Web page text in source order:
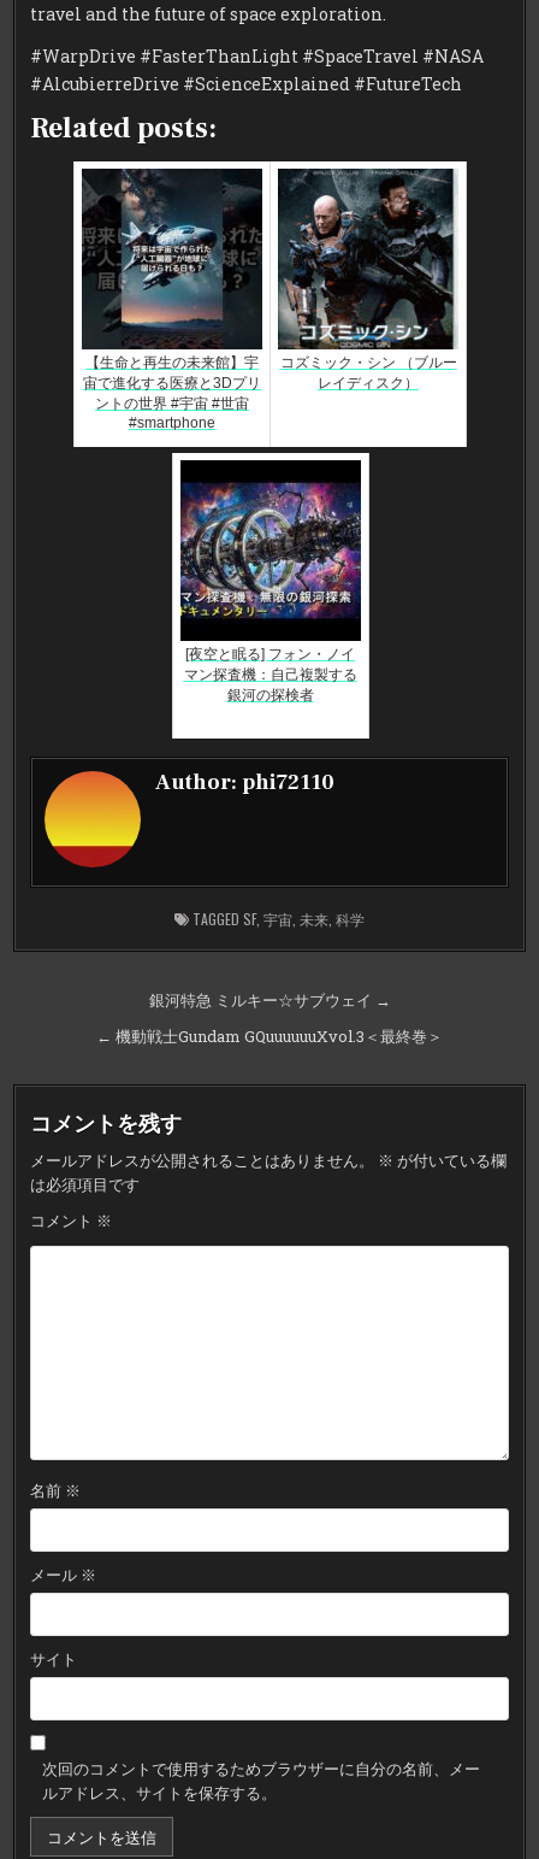
travel and the future of space exploration.
#WarpDrive #FasterThanLight #SpaceTravel #NASA
#AlcubierreDrive #ScienceExplained #FutureTech
Related posts:
【生命と再生の未来館】宇
宙で進化する医療と3Dプリ
ントの世界 #宇宙 #世宙
#smartphone
コズミック・シン （ブルー
レイディスク）
[夜空と眠る] フォン・ノイ
マン探査機：自己複製する
銀河の探検者
Author: phi72110
TAGGED SF, 宇宙 未来 科学
ゲ
ー
シ
ョ
銀河特急 ミルキー☆サブウェイ →
← 機動戦士Gundam GQuuuuuuXvol.3＜最終巻＞
コメントを残す
メールアドレスが公開されることはありません。 ※ が付いている欄
は必須項目です
コメント ※
名前 ※
メール ※
サイト
次回のコメントで使用するためブラウザーに自分の名前、メー
ルアドレス、サイトを保存する。